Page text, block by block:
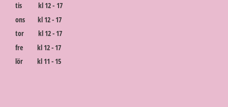
tis kl 12 - 17
ons kl 12 - 17
tor kl 12 - 17
fre kl 12 - 17
lör kl 11 - 15